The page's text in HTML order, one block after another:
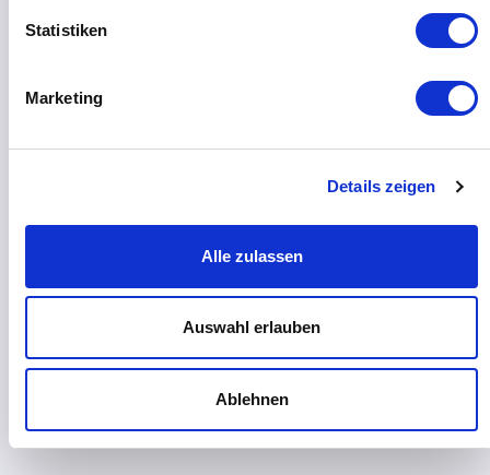
Statistiken
Marketing
Details zeigen
Alle zulassen
Auswahl erlauben
Ablehnen